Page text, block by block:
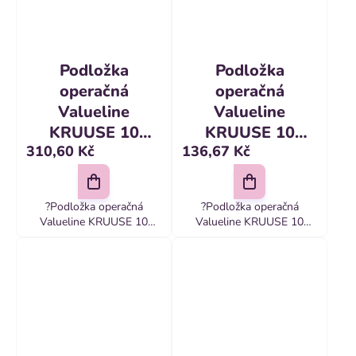
Podložka
operačná
Valueline
KRUUSE 10
ks/bal. 60 x 90
cm
310,60 Kč
?Podložka operačná
Valueline KRUUSE 10
Podložka
operačná
Valueline
KRUUSE 10
ks/bal. 45 x 60
cm
136,67 Kč
?Podložka operačná
Valueline KRUUSE 10